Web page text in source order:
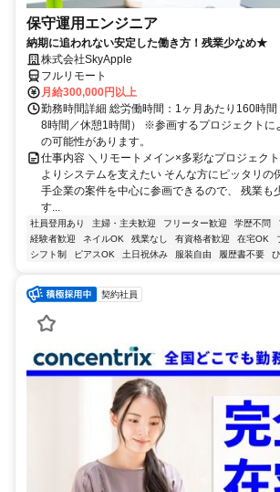
保守運用エンジニア
納期に追われない安定した働き方！残業少なめ★
株式会社SkyApple
フルリモート
月給300,000円以上
勤務時間詳細 総労働時間：1ヶ月あたり160時
8時間／休憩1時間） ※参画するプロジェクトに
の可能性があります。
仕事内容 ＼リモートメイン×多彩なプロジェク
よりシステムを支えたい そんな方にピッタリの
手企業の案件を中心に参画できるので、 残業も
す...
社員登用あり 主婦・主夫歓迎 フリーター歓迎 学歴不問
経験者歓迎
ネイルOK 残業なし 有資格者歓迎 在宅OK
シフト制
ピアスOK 土日祝休み 服装自由 履歴書不要
契約社員